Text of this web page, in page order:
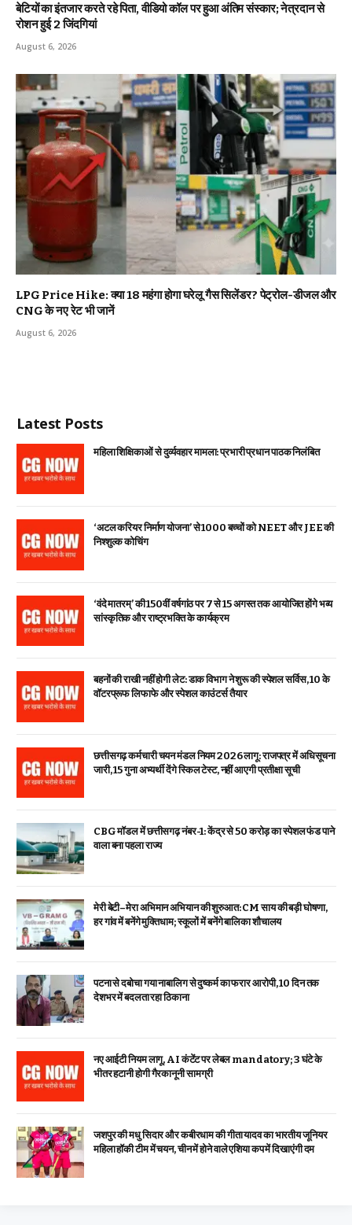
बेटियों का इंतजार करते रहे पिता, वीडियो कॉल पर हुआ अंतिम संस्कार; नेत्रदान से
रोशन हुई 2 जिंदगियां
August 6, 2026
LPG Price Hike: क्या ₹18 महंगा होगा घरेलू गैस सिलेंडर? पेट्रोल-डीजल और
CNG के नए रेट भी जानें
August 6, 2026
Latest Posts
महिला शिक्षिकाओं से दुर्व्यवहार मामला: प्रभारी प्रधान पाठक निलंबित
‘अटल करियर निर्माण योजना’ से 1000 बच्चों को NEET और JEE की
निश्शुल्क कोचिंग
‘वंदे मातरम्’ की 150वीं वर्षगांठ पर 7 से 15 अगस्त तक आयोजित होंगे भव्य
सांस्कृतिक और राष्ट्रभक्ति के कार्यक्रम
बहनों की राखी नहीं होगी लेट: डाक विभाग ने शुरू की स्पेशल सर्विस, ₹10 के
वॉटरप्रूफ लिफाफे और स्पेशल काउंटर्स तैयार
छत्तीसगढ़ कर्मचारी चयन मंडल नियम 2026 लागू: राजपत्र में अधिसूचना
जारी, 15 गुना अभ्यर्थी देंगे स्किल टेस्ट, नहीं आएगी प्रतीक्षा सूची
CBG मॉडल में छत्तीसगढ़ नंबर-1: केंद्र से ₹50 करोड़ का स्पेशल फंड पाने
वाला बना पहला राज्य
मेरी बेटी–मेरा अभिमान अभियान की शुरुआत: CM साय की बड़ी घोषणा,
हर गांव में बनेंगे मुक्तिधाम; स्कूलों में बनेंगे बालिका शौचालय
पटना से दबोचा गया नाबालिग से दुष्कर्म का फरार आरोपी, 10 दिन तक
देशभर में बदलता रहा ठिकाना
नए आईटी नियम लागू, AI कंटेंट पर लेबल mandatory; 3 घंटे के
भीतर हटानी होगी गैरकानूनी सामग्री
जशपुर की मधु सिदार और कबीरधाम की गीता यादव का भारतीय जूनियर
महिला हॉकी टीम में चयन, चीन में होने वाले एशिया कप में दिखाएंगी दम